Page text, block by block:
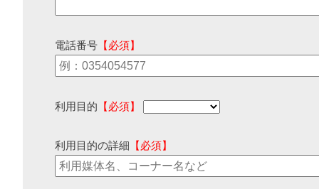
電話番号 【必須】
利用目的 【必須】
利用目的の詳細 【必須】